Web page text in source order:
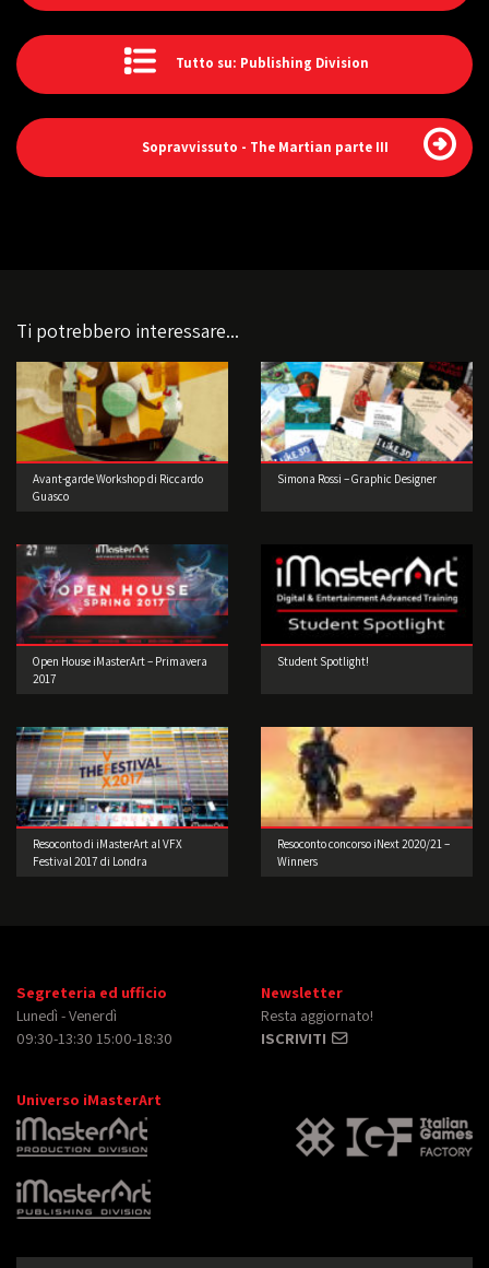
Tutto su: Publishing Division
Sopravvissuto - The Martian parte III
Ti potrebbero interessare...
Avant-garde Workshop di Riccardo
Guasco
Simona Rossi – Graphic Designer
Open House iMasterArt – Primavera
2017
Student Spotlight!
Resoconto di iMasterArt al VFX
Festival 2017 di Londra
Resoconto concorso iNext 2020/21 –
Winners
Segreteria ed ufficio
Lunedì - Venerdì
09:30-13:30 15:00-18:30
Newsletter
Resta aggiornato!
ISCRIVITI
Universo iMasterArt